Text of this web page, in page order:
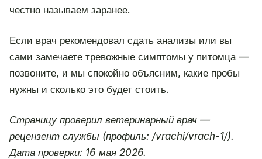
честно называем заранее.
Если врач рекомендовал сдать анализы или вы
сами замечаете тревожные симптомы у питомца —
позвоните, и мы спокойно объясним, какие пробы
нужны и сколько это будет стоить.
Страницу проверил ветеринарный врач —
рецензент службы (профиль: /vrachi/vrach-1/).
Дата проверки: 16 мая 2026.